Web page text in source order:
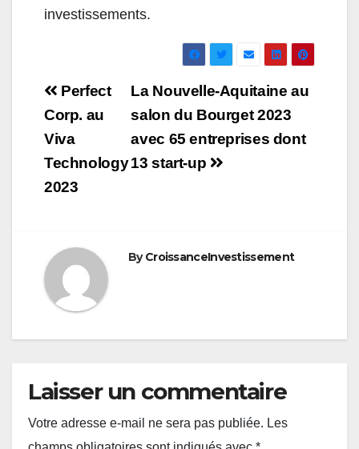
investissements.
Navigation
de
l’article
La Nouvelle-Aquitaine au
salon du Bourget 2023
avec 65 entreprises dont
13 start-up
Perfect
Corp. au
Viva
Technology
2023
ByCroissanceInvestissement
Laisser un commentaire
Votre adresse e-mail ne sera pas publiée. Les